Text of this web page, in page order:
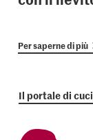
Per saperne di più
Il portale di